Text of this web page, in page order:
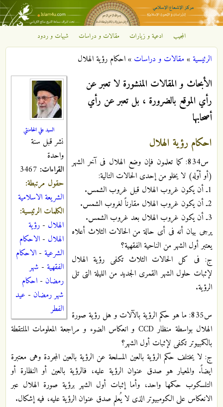
تجاوز إلى المحتوى الرئيسي
مركز
الإشعاع
الإسلامي
المجيب ادعية و زيارات مقالات و دراسات شبهات و ردود
أنت هنا
الرئيسية»مقالات و دراسات »احكام رؤیة الهلال
السيد علي الخامنئي
نشر قبل سنة
واحدة
القراءات:
حقول مرتبطة:
الشريعة الاسلامية
الكلمات الرئيسية:
الهلال - رؤية
الهلال - الاحكام
الشرعية - الاحكام
الفقهية - شهر
رمضان - احكام
شهر رمضان - عيد
الفطر
الأبحاث و المقالات المنشورة لا تعبر عن
رأي الموقع بالضرورة ، بل تعبر عن رأي
أصحابها
احكام رؤیة الهلال
س834: کما تعلمون فإن وضع الهلال فی آخر الشهر
(أو أوّله) لا یخلو من إحدی الحالات التالیة:
1ـ أن یکون غروب الهلال قبل غروب الشمس.
2ـ أن یکون غروب الهلال مقارناً لغروب الشمس.
3ـ أن یکون غروب الهلال بعد غروب الشمس.
یرجی بیان أنه فی أی حالة من الحالات الثلاث أعلاه
یعتبر أول الشهر من الناحیة الفقهیة؟
ج: فی کل الحالات الثلاث تکفی رؤیة الهلال
لإثبات حلول الشهر القمری الجدید من اللیلة التی تلی
الرؤیة.
س835: ما هو حکم الرؤیة بالآلات و هل رؤیة‌ صورة
الهلال بواسطة منظار CCD و انعکاس الضوء و مراجعة‌ المعلومات الملتقطة
بالکمبیوتر تکفی لإثبات أول الشهر؟
ج: لا یختلف حکم الرؤیة بالعین المسلحة عن الرؤیة بالعین المجردة وهی معتبرة
ایضاً. والمعیار هو صدق عنوان الرؤیة علیه، فالرؤیة بالعین أو النظارة أو
التلسکوب حکمها واحد، وأما إثبات أول الشهر برؤیة صورة الهلال عبر
الانعکاس علی الکومبیوتر الذی لا یُعلم صدق عنوان الرؤیة علیه، فیه إشکال.